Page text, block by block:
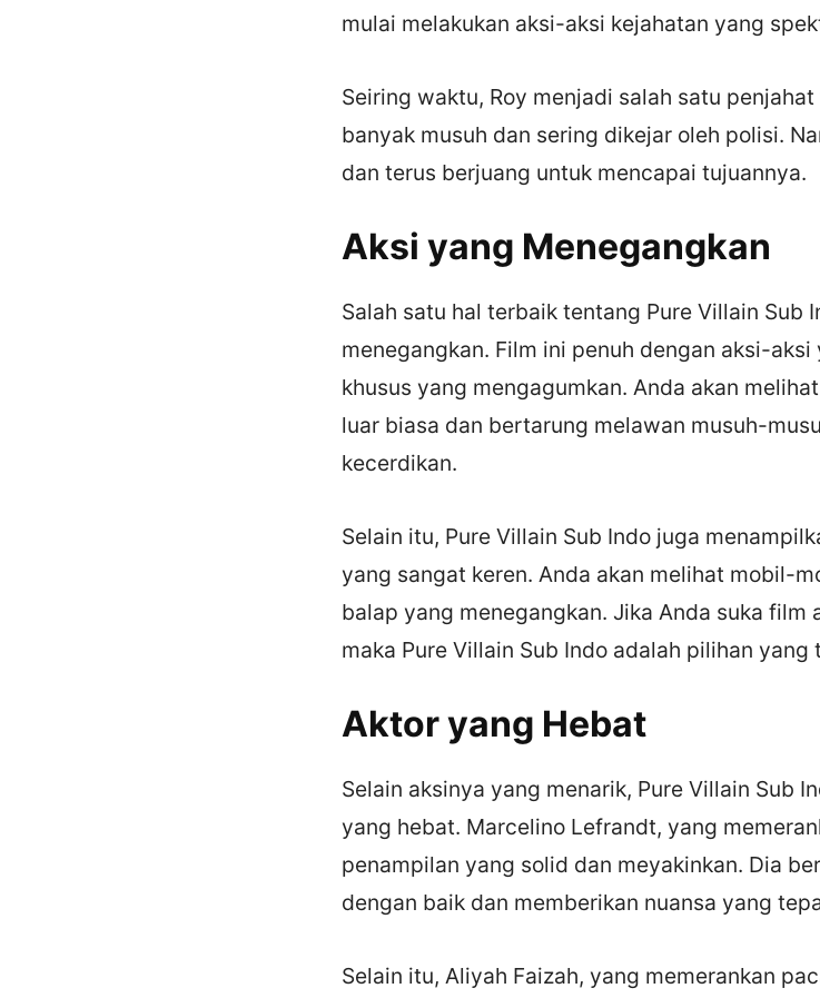
mulai melakukan aksi-aksi kejahatan yang
Seiring waktu, Roy menjadi salah satu
banyak musuh dan sering dikejar oleh polisi.
dan terus berjuang untuk mencapai tujuannya.
Aksi yang Menegangkan
Salah satu hal terbaik tentang Pure Villain Sub
menegangkan. Film ini penuh dengan aksi-
khusus yang mengagumkan. Anda akan
luar biasa dan bertarung melawan musuh-
kecerdikan.
Selain itu, Pure Villain Sub Indo juga
yang sangat keren. Anda akan melihat mobil-
balap yang menegangkan. Jika Anda suka film
maka Pure Villain Sub Indo adalah pilihan yang
Aktor yang Hebat
Selain aksinya yang menarik, Pure Villain Sub
yang hebat. Marcelino Lefrandt, yang
penampilan yang solid dan meyakinkan. Dia
dengan baik dan memberikan nuansa yang
Selain itu, Aliyah Faizah, yang memerankan